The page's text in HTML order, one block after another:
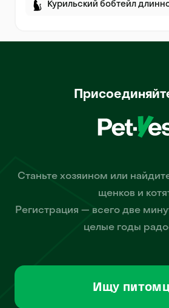
Курильский бобтейл
Станьте хозяином или
щенков и
Регистрация — всего две
целые годы
Ищу